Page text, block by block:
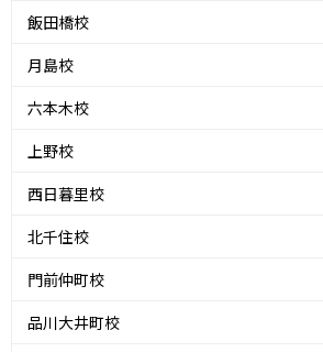
飯田橋校
月島校
六本木校
上野校
西日暮里校
北千住校
門前仲町校
品川大井町校